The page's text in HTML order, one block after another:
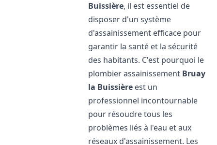
Buissière, il est essentiel de
disposer d'un système
d'assainissement efficace pour
garantir la santé et la sécurité
des habitants. C'est pourquoi le
plombier assainissement Bruay
la Buissière est un
professionnel incontournable
pour résoudre tous les
problèmes liés à l'eau et aux
réseaux d'assainissement. Les